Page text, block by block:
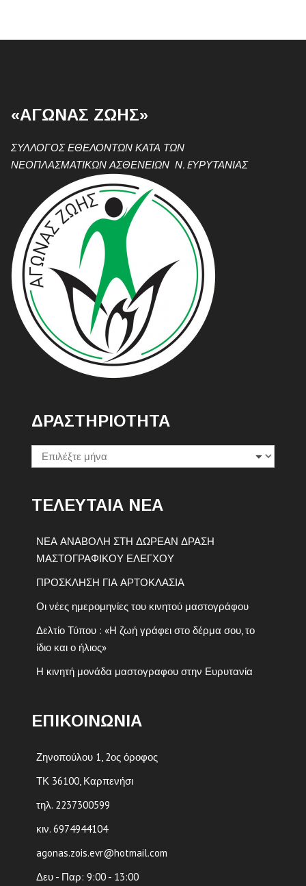
«ΑΓΩΝΑΣ ΖΩΗΣ»
ΣΥΛΛΟΓΟΣ ΕΘΕΛΟΝΤΩΝ ΚΑΤΑ ΤΩΝ
ΝΕΟΠΛΑΣΜΑΤΙΚΩΝ ΑΣΘΕΝΕΙΩΝ Ν. EΥΡΥΤΑΝΙΑΣ
ΔΡΑΣΤΗΡΙΟΤΗΤΑ
Δραστηριοτητα
ΤΕΛΕΥΤΑΙΑ ΝΕΑ
ΝΕΑ ΑΝΑΒΟΛΗ ΣΤΗ ΔΩΡΕΑΝ ΔΡΑΣΗ
ΜΑΣΤΟΓΡΑΦΙΚΟΥ ΕΛΕΓΧΟΥ
ΠΡΟΣΚΛΗΣΗ ΓΙΑ ΑΡΤΟΚΛΑΣΙΑ
Οι νέες ημερομηνίες του κινητού μαστογράφου
Δελτίο Τύπου : «Η ζωή γράφει στο δέρμα σου, το
ίδιο και ο ήλιος»
Η κινητή μονάδα μαστογραφου στην Ευρυτανία
ΕΠΙΚΟΙΝΩΝΙΑ
Ζηνοπούλου 1, 2ος όροφος
ΤΚ 36100, Καρπενήσι
τηλ. 2237300599
κιν. 6974944104
agonas.zois.evr@hotmail.com
Δευ - Παρ: 9:00 - 13:00